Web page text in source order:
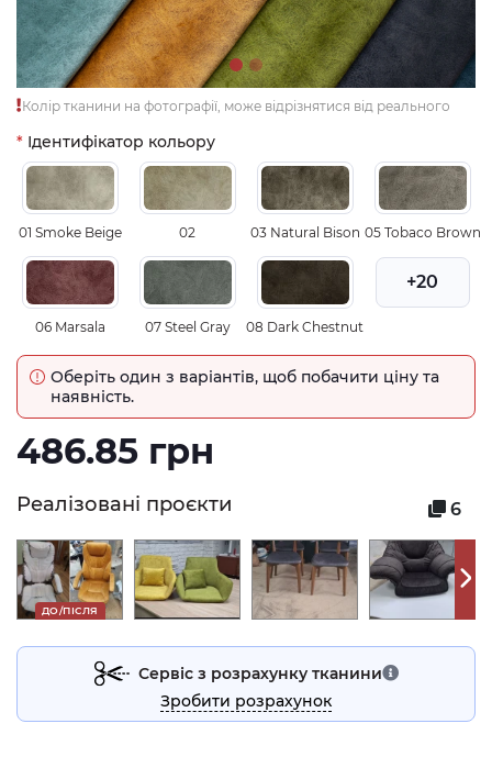
Колір тканини на фотографії, може відрізнятися від реального
Ідентифікатор кольору
01 Smoke Beige 02 03 Natural Bison 05 Tobaco Brown
06 Marsala 07 Steel Gray 08 Dark Chestnut
+20
Оберіть один з варіантів, щоб побачити ціну та
наявність.
486.85 грн
Реалізовані проєкти 6
ДО/ПІСЛЯ
Сервіс з розрахунку тканини
Зробити розрахунок